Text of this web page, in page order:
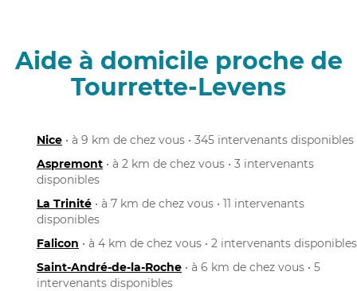
Aide à domicile proche de
Tourrette-Levens
Nice • à 9 km de chez vous • 345 intervenants disponibles
Aspremont • à 2 km de chez vous • 3 intervenants
disponibles
La Trinité • à 7 km de chez vous • 11 intervenants
disponibles
Falicon • à 4 km de chez vous • 2 intervenants disponibles
Saint-André-de-la-Roche • à 6 km de chez vous • 5
intervenants disponibles